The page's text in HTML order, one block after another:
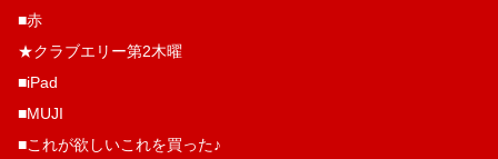
■赤
★クラブエリー第2木曜
■iPad
■MUJI
■これが欲しいこれを買った♪